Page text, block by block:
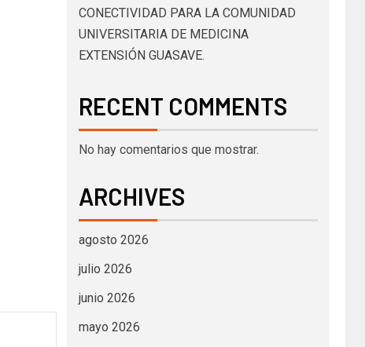
CONECTIVIDAD PARA LA COMUNIDAD
UNIVERSITARIA DE MEDICINA
EXTENSIÓN GUASAVE.
RECENT COMMENTS
No hay comentarios que mostrar.
ARCHIVES
agosto 2026
julio 2026
junio 2026
mayo 2026